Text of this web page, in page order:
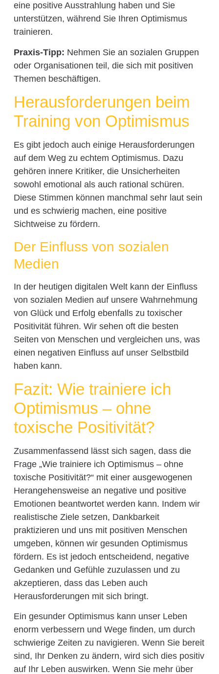
eine positive Ausstrahlung haben und Sie
unterstützen, während Sie Ihren Optimismus
trainieren.
Praxis-Tipp: Nehmen Sie an sozialen Gruppen
oder Organisationen teil, die sich mit positiven
Themen beschäftigen.
Herausforderungen beim
Training von Optimismus
Es gibt jedoch auch einige Herausforderungen
auf dem Weg zu echtem Optimismus. Dazu
gehören innere Kritiker, die Unsicherheiten
sowohl emotional als auch rational schüren.
Diese Stimmen können manchmal sehr laut sein
und es schwierig machen, eine positive
Sichtweise zu fördern.
Der Einfluss von sozialen
Medien
In der heutigen digitalen Welt kann der Einfluss
von sozialen Medien auf unsere Wahrnehmung
von Glück und Erfolg ebenfalls zu toxischer
Positivität führen. Wir sehen oft die besten
Seiten von Menschen und vergleichen uns, was
einen negativen Einfluss auf unser Selbstbild
haben kann.
Fazit: Wie trainiere ich
Optimismus – ohne
toxische Positivität?
Zusammenfassend lässt sich sagen, dass die
Frage „Wie trainiere ich Optimismus – ohne
toxische Positivität?“ mit einer ausgewogenen
Herangehensweise an negative und positive
Emotionen beantwortet werden kann. Indem wir
realistische Ziele setzen, Dankbarkeit
praktizieren und uns mit positiven Menschen
umgeben, können wir gesunden Optimismus
fördern. Es ist jedoch entscheidend, negative
Gedanken und Gefühle zuzulassen und zu
akzeptieren, dass das Leben auch
Herausforderungen mit sich bringt.
Ein gesunder Optimismus kann unser Leben
enorm verbessern und Wege finden, um durch
schwierige Zeiten zu navigieren. Wenn Sie bereit
sind, Ihr Denken zu ändern, wird sich dies positiv
auf Ihr Leben auswirken. Wenn Sie mehr über